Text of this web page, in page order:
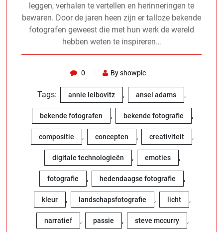
leggen, verhalen te vertellen en herinneringen te
bewaren. Door de jaren heen zijn er talloze bekende
fotografen geweest die met hun werk de wereld
hebben weten te inspireren…
0 By showpic
Tags: annie leibovitz , ansel adams ,
bekende fotografen , bekende fotografie ,
compositie , concepten , creativiteit ,
digitale technologieën , emoties ,
fotografie , hedendaagse fotografie ,
kleur , landschapsfotografie , licht ,
narratief , passie , steve mccurry ,